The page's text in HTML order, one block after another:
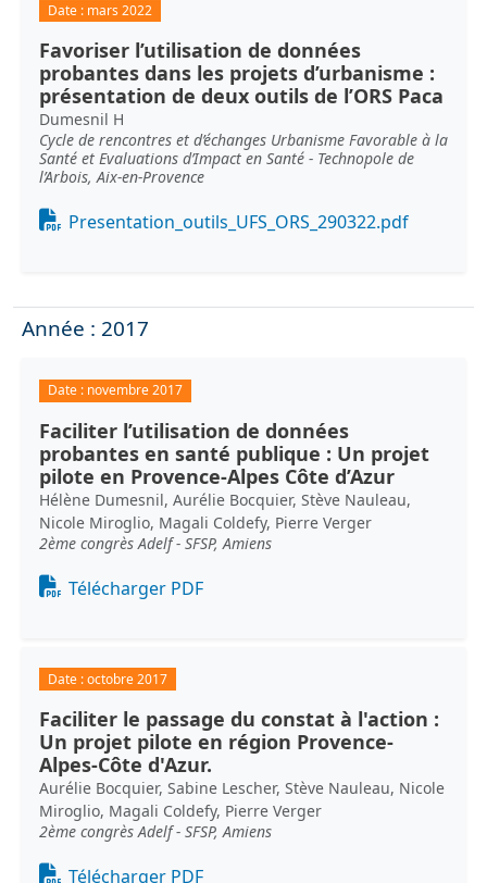
Date : mars 2022
Favoriser l’utilisation de données
probantes dans les projets d’urbanisme :
présentation de deux outils de l’ORS Paca
Dumesnil H
Cycle de rencontres et d’échanges Urbanisme Favorable à la
Santé et Evaluations d’Impact en Santé - Technopole de
l’Arbois, Aix-en-Provence
Document
Presentation_outils_UFS_ORS_290322.pdf
Année : 2017
Date : novembre 2017
Faciliter l’utilisation de données
probantes en santé publique : Un projet
pilote en Provence-Alpes Côte d’Azur
Hélène Dumesnil, Aurélie Bocquier, Stève Nauleau,
Nicole Miroglio, Magali Coldefy, Pierre Verger
2ème congrès Adelf - SFSP, Amiens
Document
Télécharger PDF
Date :octobre 2017
Faciliter le passage du constat à l'action :
Un projet pilote en région Provence-
Alpes-Côte d'Azur.
Aurélie Bocquier, Sabine Lescher, Stève Nauleau, Nicole
Miroglio, Magali Coldefy, Pierre Verger
2ème congrès Adelf - SFSP, Amiens
Document
Télécharger PDF